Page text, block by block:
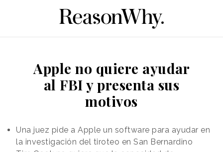
Apple no quiere ayudar
al FBI y presenta sus
motivos
Una juez pide a Apple un software para ayudar en
la investigación del tiroteo en San Bernardino